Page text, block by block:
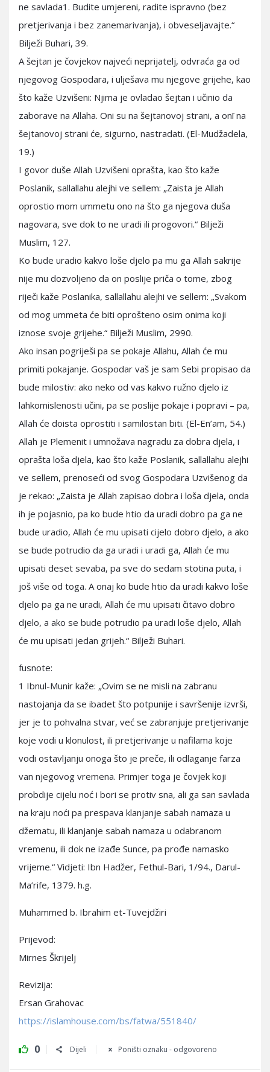
ne savlada1. Budite umjereni, radite ispravno (bez
pretjerivanja i bez zanemarivanja), i obveseljavajte.“
Bilježi Buhari, 39.
A šejtan je čovjekov najveći neprijatelj, odvraća ga od
njegovog Gospodara, i ulješava mu njegove grijehe, kao
što kaže Uzvišeni: Njima je ovladao šejtan i učinio da
zaborave na Allaha. Oni su na šejtanovoj strani, a onī na
šejtanovoj strani će, sigurno, nastradati. (El-Mudžadela,
19.)
I govor duše Allah Uzvišeni oprašta, kao što kaže
Poslanik, sallallahu alejhi ve sellem: „Zaista je Allah
oprostio mom ummetu ono na što ga njegova duša
nagovara, sve dok to ne uradi ili progovori.“ Bilježi
Muslim, 127.
Ko bude uradio kakvo loše djelo pa mu ga Allah sakrije
nije mu dozvoljeno da on poslije priča o tome, zbog
riječi kaže Poslanika, sallallahu alejhi ve sellem: „Svakom
od mog ummeta će biti oprošteno osim onima koji
iznose svoje grijehe.“ Bilježi Muslim, 2990.
Ako insan pogriješi pa se pokaje Allahu, Allah će mu
primiti pokajanje. Gospodar vaš je sam Sebi propisao da
bude milostiv: ako neko od vas kakvo ružno djelo iz
lahkomislenosti učini, pa se poslije pokaje i popravi – pa,
Allah će doista oprostiti i samilostan biti. (El-En’am, 54.)
Allah je Plemenit i umnožava nagradu za dobra djela, i
oprašta loša djela, kao što kaže Poslanik, sallallahu alejhi
ve sellem, prenoseći od svog Gospodara Uzvišenog da
je rekao: „Zaista je Allah zapisao dobra i loša djela, onda
ih je pojasnio, pa ko bude htio da uradi dobro pa ga ne
bude uradio, Allah će mu upisati cijelo dobro djelo, a ako
se bude potrudio da ga uradi i uradi ga, Allah će mu
upisati deset sevaba, pa sve do sedam stotina puta, i
još više od toga. A onaj ko bude htio da uradi kakvo loše
djelo pa ga ne uradi, Allah će mu upisati čitavo dobro
djelo, a ako se bude potrudio pa uradi loše djelo, Allah
će mu upisati jedan grijeh.“ Bilježi Buhari.
fusnote:
1 Ibnul-Munir kaže: „Ovim se ne misli na zabranu
nastojanja da se ibadet što potpunije i savršenije izvrši,
jer je to pohvalna stvar, već se zabranjuje pretjerivanje
koje vodi u klonulost, ili pretjerivanje u nafilama koje
vodi ostavljanju onoga što je preče, ili odlaganje farza
van njegovog vremena. Primjer toga je čovjek koji
probdije cijelu noć i bori se protiv sna, ali ga san savlada
na kraju noći pa prespava klanjanje sabah namaza u
džematu, ili klanjanje sabah namaza u odabranom
vremenu, ili dok ne izađe Sunce, pa prođe namasko
vrijeme.“ Vidjeti: Ibn Hadžer, Fethul-Bari, 1/94., Darul-
Ma’rife, 1379. h.g.
Muhammed b. Ibrahim et-Tuvejdžiri
Prijevod:
Mirnes Škrijelj
Revizija:
Ersan Grahovac
https://islamhouse.com/bs/fatwa/551840/
0 Dijeli Poništi oznaku - odgovoreno